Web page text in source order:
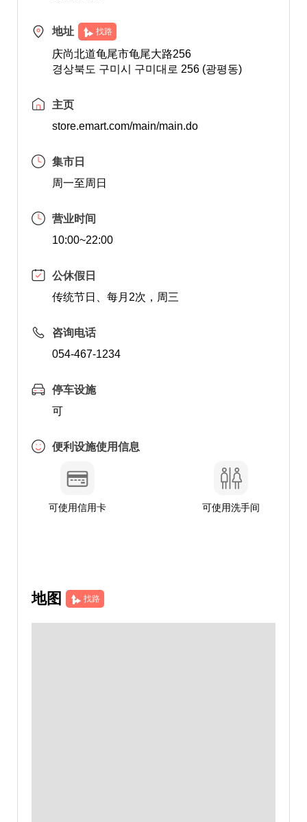
地址 找路
庆尚北道龟尾市龟尾大路256
경상북도 구미시 구미대로 256 (광평동)
主页
store.emart.com/main/main.do
集市日
周一至周日
营业时间
10:00~22:00
公休假日
传统节日、每月2次，周三
咨询电话
054-467-1234
停车设施
可
便利设施使用信息
可使用信用卡 可使用洗手间
地图 找路